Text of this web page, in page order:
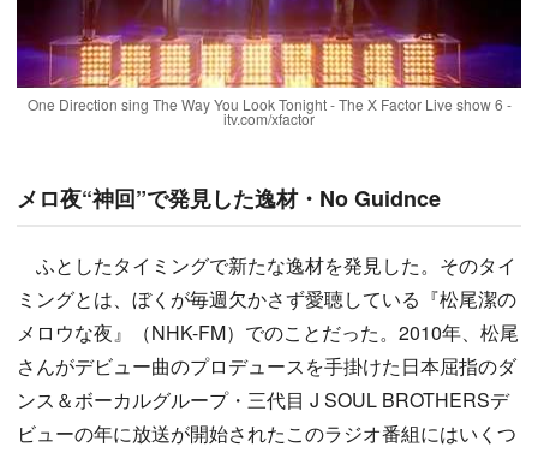
One Direction sing The Way You Look Tonight - The X Factor Live show 6 -
itv.com/xfactor
メロ夜“神回”で発見した逸材・No Guidnce
ふとしたタイミングで新たな逸材を発見した。そのタイ
ミングとは、ぼくが毎週欠かさず愛聴している『松尾潔の
メロウな夜』（NHK-FM）でのことだった。2010年、松尾
さんがデビュー曲のプロデュースを手掛けた日本屈指のダ
ンス＆ボーカルグループ・三代目 J SOUL BROTHERSデ
ビューの年に放送が開始されたこのラジオ番組にはいくつ